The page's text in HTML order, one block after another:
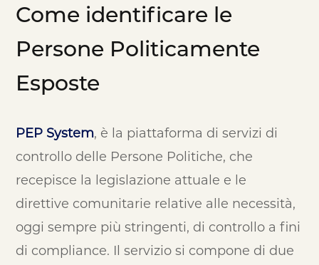
Come identificare le
Persone Politicamente
Esposte
PEP System, è la piattaforma di servizi di
controllo delle Persone Politiche, che
recepisce la legislazione attuale e le
direttive comunitarie relative alle necessità,
oggi sempre più stringenti, di controllo a fini
di compliance. Il servizio si compone di due